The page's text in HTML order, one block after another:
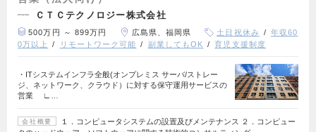
ＣＴＣテクノロジー株式会社
500万円 ～ 899万円 広島県、福岡県 土日祝休み
年収60
0万以上
リモートワーク可能 副業してもOK 育児支援制度
・ITシステムインフラ全般(オンプレミス サーバ/ストレー
ジ、ネットワーク、クラウド）に対する保守運用サービスの
営業 ∟…
会社概要
１．コンピュータシステムの設置及びメンテナンス ２．コンピュー